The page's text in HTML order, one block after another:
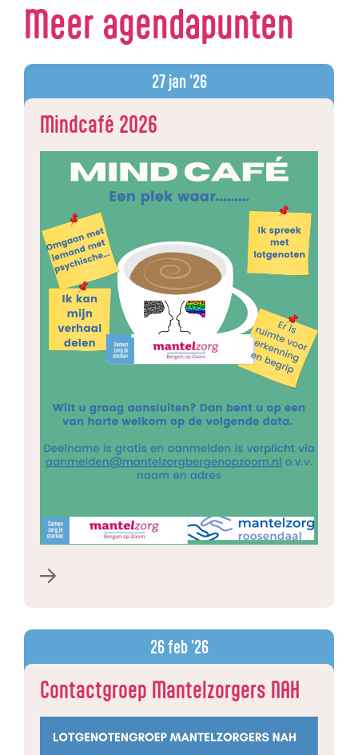
Meer agendapunten
27jan '26
Mindcafé 2026
26feb '26
Contactgroep Mantelzorgers NAH